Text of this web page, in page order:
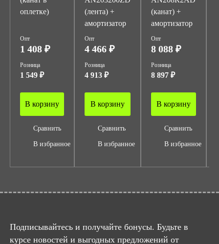
оплетке)
Опт
1 408 ₽
Розница
1 549 ₽
В корзину
Сравнить
В избранное
(лента) +
амортизатор
Опт
4 466 ₽
Розница
4 913 ₽
В корзину
Сравнить
В избранное
(канат) +
амортизатор
Опт
8 088 ₽
Розница
8 897 ₽
В корзину
Сравнить
В избранное
Подписывайтесь и получайте бонусы. Будьте в
курсе новостей и выгодных предложений от